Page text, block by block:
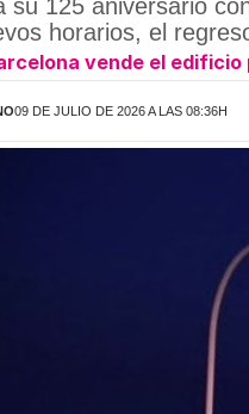
su 125 aniversario
horarios, el
vende el
09 DE JULIO DE 2026 A LAS 08:36H